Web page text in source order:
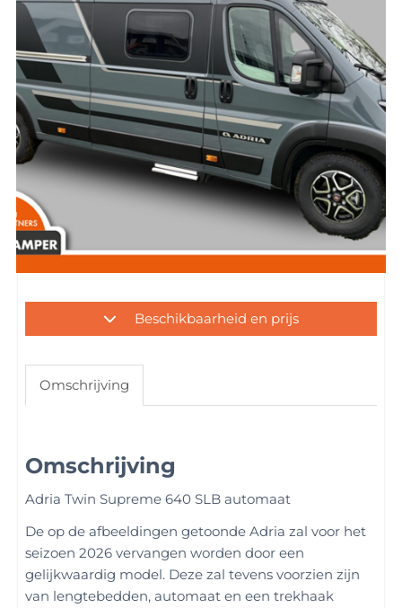
Beschikbaarheid en prijs
Omschrijving
Omschrijving
Adria Twin Supreme 640 SLB automaat
De op de afbeeldingen getoonde Adria zal voor het
seizoen 2026 vervangen worden door een
gelijkwaardig model. Deze zal tevens voorzien zijn
van lengtebedden, automaat en een trekhaak